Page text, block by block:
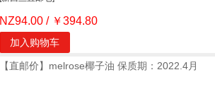
NZ94.00 / ￥394.80
加入购物车
【直邮价】melrose椰子油 保质期：2022.4月